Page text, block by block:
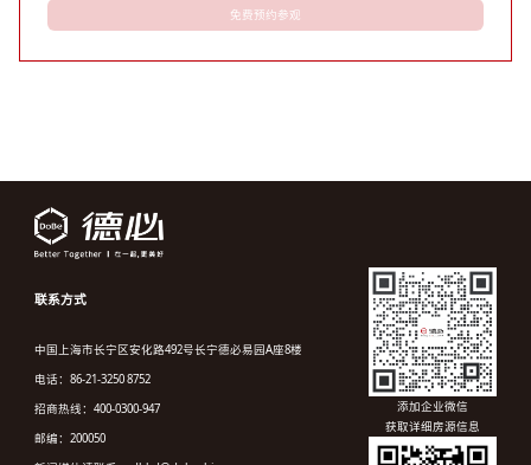
免费预约参观
联系方式
中国上海市长宁区安化路492号长宁德必易园A座8楼
电话：86-21-3250 8752
招商热线：400-0300-947
邮编：200050
添加企业微信
获取详细房源信息